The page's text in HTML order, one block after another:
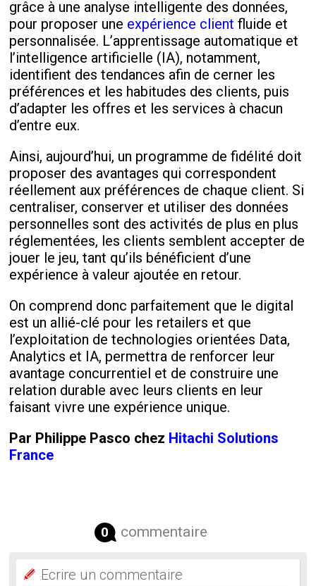
grâce à une analyse intelligente des données,
pour proposer une expérience client fluide et
personnalisée. L’apprentissage automatique et
l’intelligence artificielle (IA), notamment,
identifient des tendances afin de cerner les
préférences et les habitudes des clients, puis
d’adapter les offres et les services à chacun
d’entre eux.
Ainsi, aujourd’hui, un programme de fidélité doit
proposer des avantages qui correspondent
réellement aux préférences de chaque client. Si
centraliser, conserver et utiliser des données
personnelles sont des activités de plus en plus
réglementées, les clients semblent accepter de
jouer le jeu, tant qu’ils bénéficient d’une
expérience à valeur ajoutée en retour.
On comprend donc parfaitement que le digital
est un allié-clé pour les retailers et que
l’exploitation de technologies orientées Data,
Analytics et IA, permettra de renforcer leur
avantage concurrentiel et de construire une
relation durable avec leurs clients en leur
faisant vivre une expérience unique.
Par Philippe Pasco chez Hitachi Solutions
France
0 commentaire
Ecrire un commentaire